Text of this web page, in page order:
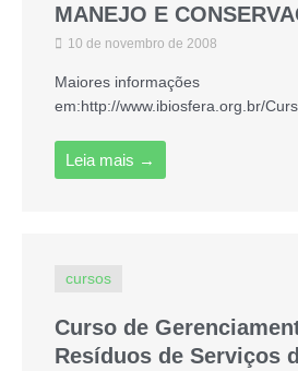
MANEJO E
10 de novembro de 2008
Maiores informações
em:http://www.ibiosfera.org.br/
Leia mais →
cursos
Curso de
Resíduos de Serviços